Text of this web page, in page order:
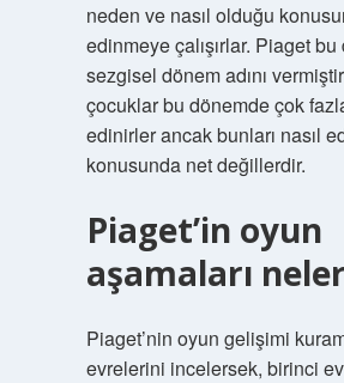
neden ve nasıl olduğu
edinmeye çalışırlar. Piaget
sezgisel dönem adını
çocuklar bu dönemde çok
edinirler ancak bunları nasıl
konusunda net değillerdir.
Piaget’in oyun
aşamaları
Piaget’nin oyun gelişimi
evrelerini incelersek, birinci